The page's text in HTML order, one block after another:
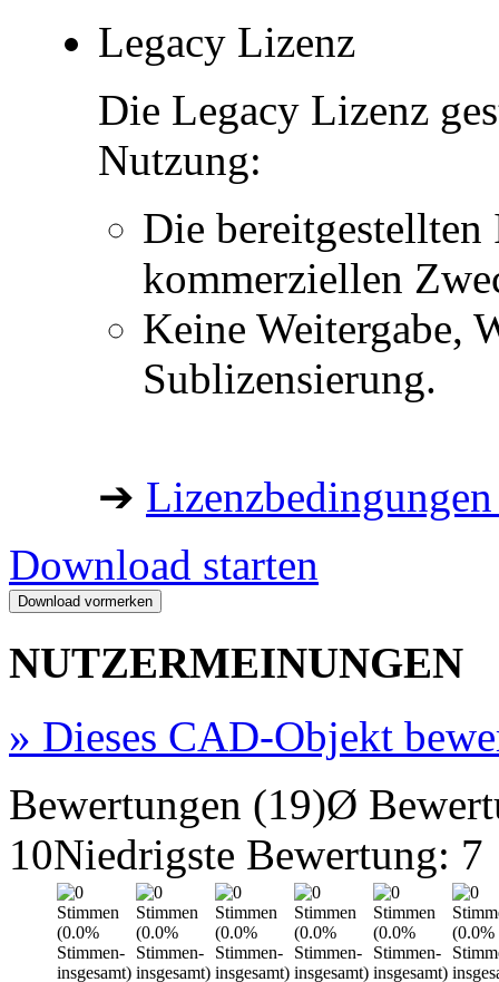
Legacy Lizenz
Die Legacy Lizenz
Nutzung:
Die
kommerziellen
Keine Weitergabe,
Sublizensierung.
➔
Download starten
NUTZERMEINUNGEN
» Dieses CAD-Objekt
Bewertungen (19)Ø
10Niedrigste Bewertung: 7